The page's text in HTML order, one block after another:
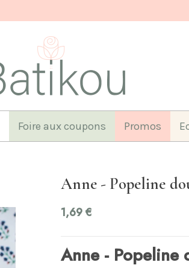
Foire aux coupons Promos
Anne - Popeline
1,69 €
Anne -